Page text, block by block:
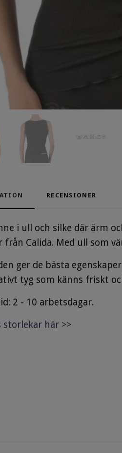
RECENSIONER
i ull och silke där ärm
från Calida. Med ull som
ger de bästa
tyg som känns friskt
2 - 10 arbetsdagar.
storlekar här >>